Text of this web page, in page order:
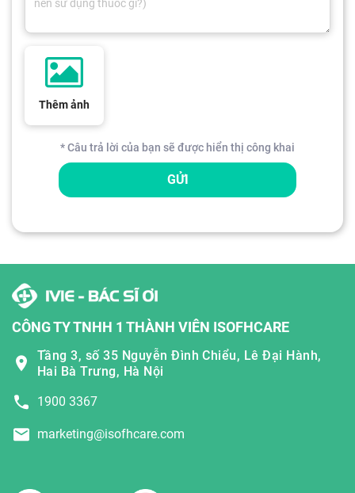
Thêm ảnh
* Câu trả lời của bạn sẽ được hiển thị công khai
GỬI
CÔNG TY TNHH 1 THÀNH VIÊN ISOFHCARE
Tầng 3, số 35 Nguyễn Đình Chiểu, Lê Đại Hành,
Hai Bà Trưng, Hà Nội
1900 3367
marketing@isofhcare.com